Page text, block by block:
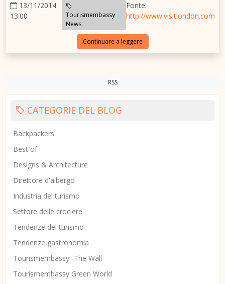
13/11/2014
13:00
Tourismembassy
News
Fonte:
http://www.visitlondon.com
Continuare a leggere
RSS
CATEGORIE DEL BLOG
Backpackers
Best of
Designs & Architecture
Direttore d'albergo
Industria del turismo
Settore delle crociere
Tendenze del turismo
Tendenze gastronomia
Tourismembassy -The Wall
Tourismembassy Green World